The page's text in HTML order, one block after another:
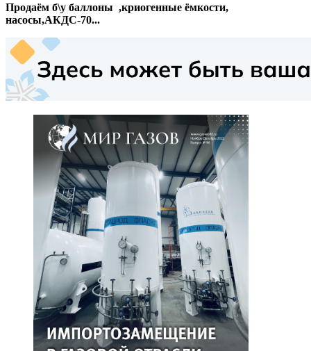
Продаём б\у баллоны ,криогенные ёмкости,
насосы,АКДС-70...